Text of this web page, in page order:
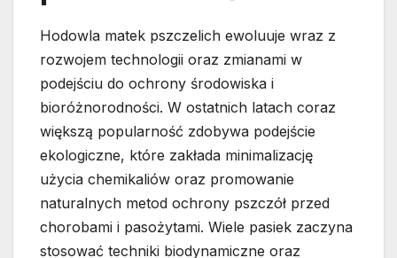
Hodowla matek pszczelich ewoluuje wraz z
rozwojem technologii oraz zmianami w
podejściu do ochrony środowiska i
bioróżnorodności. W ostatnich latach coraz
większą popularność zdobywa podejście
ekologiczne, które zakłada minimalizację
użycia chemikaliów oraz promowanie
naturalnych metod ochrony pszczół przed
chorobami i pasożytami. Wiele pasiek zaczyna
stosować techniki biodynamiczne oraz